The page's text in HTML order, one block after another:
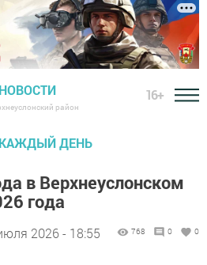
район
16+
ДЕНЬ
в Верхнеуслонском
года
2026 - 18:55 768 0 0